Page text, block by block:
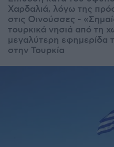
Χαρδαλιά, λόγω της
στις Οινούσσες -
τουρκικά νησιά από τη
μεγαλύτερη εφημερίδα
στην Τουρκία